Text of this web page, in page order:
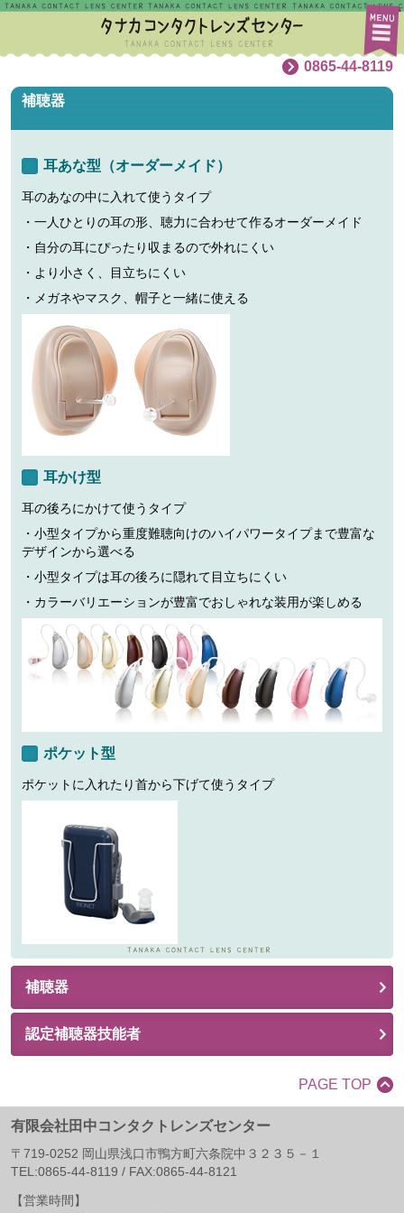
0865-44-8119
補聴器
耳あな型（オーダーメイド）
耳のあなの中に入れて使うタイプ
・一人ひとりの耳の形、聴力に合わせて作るオーダーメイド
・自分の耳にぴったり収まるので外れにくい
・より小さく、目立ちにくい
・メガネやマスク、帽子と一緒に使える
耳かけ型
耳の後ろにかけて使うタイプ
・小型タイプから重度難聴向けのハイパワータイプまで豊富な
デザインから選べる
・小型タイプは耳の後ろに隠れて目立ちにくい
・カラーバリエーションが豊富でおしゃれな装用が楽しめる
ポケット型
ポケットに入れたり首から下げて使うタイプ
補聴器
認定補聴器技能者
PAGE TOP
有限会社田中コンタクトレンズセンター
〒 719-0252 岡山県浅口市鴨方町六条院中３２３５－１
TEL:0865-44-8119 / FAX:0865-44-8121
【営業時間】